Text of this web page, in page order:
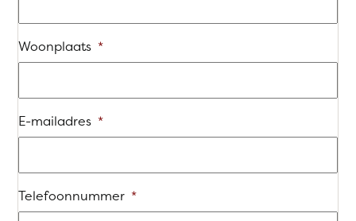
Woonplaats *
E-mailadres *
Telefoonnummer *